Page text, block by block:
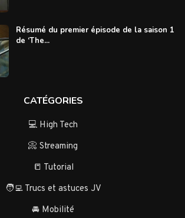
Résumé du premier épisode de la saison 1
de ‘The...
CATÉGORIES
💻 High Tech
📀 Streaming
📒 Tutorial
🧑‍💻 Trucs et astuces JV
🚘 Mobilité